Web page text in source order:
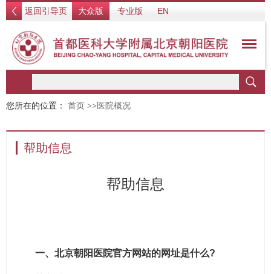
返回引导页 大众版 专业版 EN
您所在的位置： 首页 >> 医院概况
帮助信息
帮助信息
一、北京朝阳医院官方网站的网址是什么?